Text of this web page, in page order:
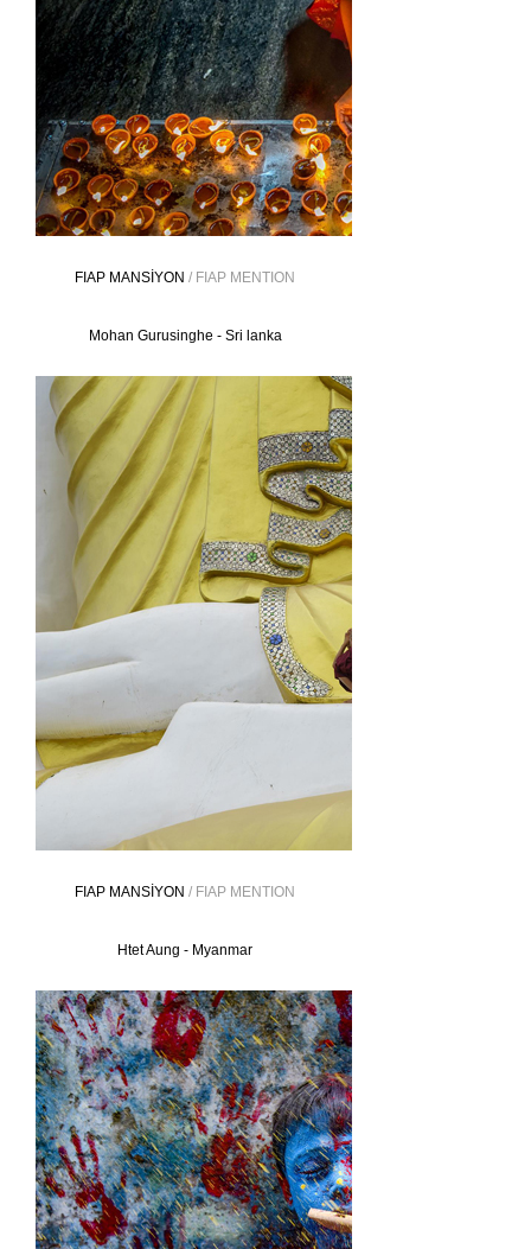
FIAP MANSİYON / FIAP MENTION
Mohan Gurusinghe - Sri lanka
FIAP MANSİYON / FIAP MENTION
Htet Aung - Myanmar